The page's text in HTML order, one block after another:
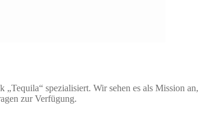
spezialisiert. Wir sehen es als Mission an,
zur Verfügung.